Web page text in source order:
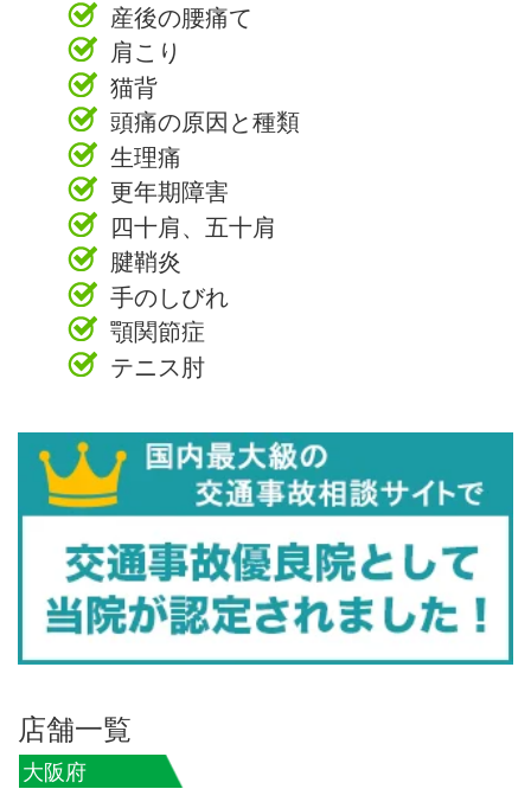
産後の腰痛て
肩こり
猫背
頭痛の原因と種類
生理痛
更年期障害
四十肩、五十肩
腱鞘炎
手のしびれ
顎関節症
テニス肘
店舗一覧
大阪府